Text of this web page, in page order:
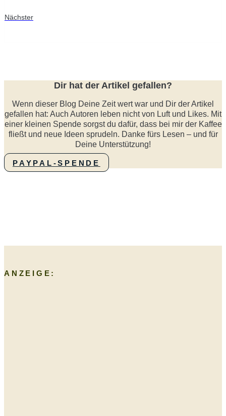
Nächster
Dir hat der Artikel gefallen?
Wenn dieser Blog Deine Zeit wert war und Dir der Artikel
gefallen hat: Auch Autoren leben nicht von Luft und Likes. Mit
einer kleinen Spende sorgst du dafür, dass bei mir der Kaffee
fließt und neue Ideen sprudeln. Danke fürs Lesen – und für
Deine Unterstützung!
PAYPAL-SPENDE
ANZEIGE: